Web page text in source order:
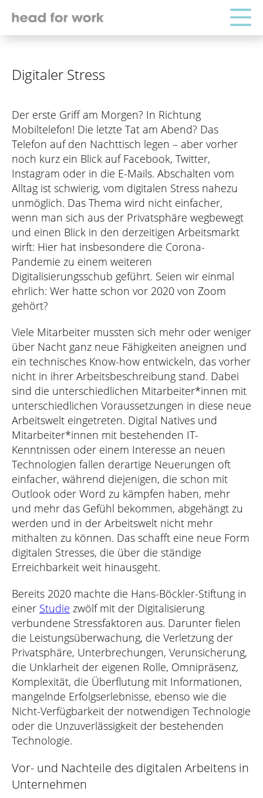
Digitaler Stress
Der erste Griff am Morgen? In Richtung
Mobiltelefon! Die letzte Tat am Abend? Das
Telefon auf den Nachttisch legen – aber vorher
noch kurz ein Blick auf Facebook, Twitter,
Instagram oder in die E-Mails. Abschalten vom
Alltag ist schwierig, vom digitalen Stress nahezu
unmöglich. Das Thema wird nicht einfacher,
wenn man sich aus der Privatsphäre wegbewegt
und einen Blick in den derzeitigen Arbeitsmarkt
wirft: Hier hat insbesondere die Corona-
Pandemie zu einem weiteren
Digitalisierungsschub geführt. Seien wir einmal
ehrlich: Wer hatte schon vor 2020 von Zoom
gehört?
Viele Mitarbeiter mussten sich mehr oder weniger
über Nacht ganz neue Fähigkeiten aneignen und
ein technisches Know-how entwickeln, das vorher
nicht in ihrer Arbeitsbeschreibung stand. Dabei
sind die unterschiedlichen Mitarbeiter*innen mit
unterschiedlichen Voraussetzungen in diese neue
Arbeitswelt eingetreten. Digital Natives und
Mitarbeiter*innen mit bestehenden IT-
Kenntnissen oder einem Interesse an neuen
Technologien fallen derartige Neuerungen oft
einfacher, während diejenigen, die schon mit
Outlook oder Word zu kämpfen haben, mehr
und mehr das Gefühl bekommen, abgehängt zu
werden und in der Arbeitswelt nicht mehr
mithalten zu können. Das schafft eine neue Form
digitalen Stresses, die über die ständige
Erreichbarkeit weit hinausgeht.
Bereits 2020 machte die Hans-Böckler-Stiftung in
einer Studie zwölf mit der Digitalisierung
verbundene Stressfaktoren aus. Darunter fielen
die Leistungsüberwachung, die Verletzung der
Privatsphäre, Unterbrechungen, Verunsicherung,
die Unklarheit der eigenen Rolle, Omnipräsenz,
Komplexität, die Überflutung mit Informationen,
mangelnde Erfolgserlebnisse, ebenso wie die
Nicht-Verfügbarkeit der notwendigen Technologie
oder die Unzuverlässigkeit der bestehenden
Technologie.
Vor- und Nachteile des digitalen Arbeitens in
Unternehmen